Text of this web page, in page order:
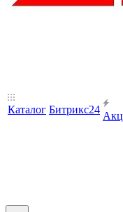
Каталог Битрикс24